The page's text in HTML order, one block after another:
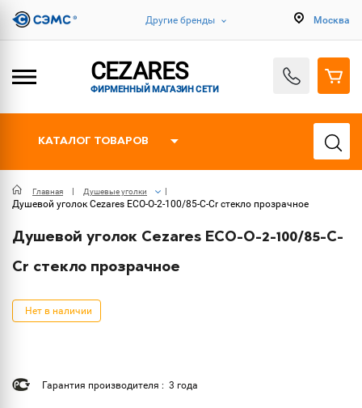
Другие бренды Москва
CEZARES
ФИРМЕННЫЙ МАГАЗИН СЕТИ
КАТАЛОГ ТОВАРОВ
Главная Душевые уголки
Душевой уголок Cezares ECO-O-2-100/85-C-Cr стекло прозрачное
Душевой уголок Cezares ECO-O-2-100/85-C-
Cr стекло прозрачное
Нет в наличии
Гарантия производителя : 3 года